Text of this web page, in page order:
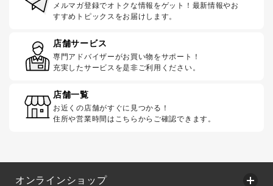
メルマガ登録でオトクな情報をゲット！最新情報やお
すすめトピックスをお届けします。
店舗サービス
専門アドバイザーがお買い物をサポート！
充実したサービスを是非ご利用ください。
店舗一覧
お近くの店舗がすぐに見つかる！
住所や営業時間はこちらからご確認できます。
オンラインショップ